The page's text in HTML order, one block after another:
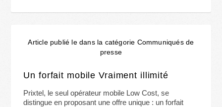
Article publié le dans la catégorie Communiqués de
presse
Un forfait mobile Vraiment illimité
Prixtel, le seul opérateur mobile Low Cost, se
distingue en proposant une offre unique : un forfait